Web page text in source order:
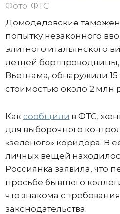
Фото: ФТС
Домодедовские
попытку незаконного
элитного итальянского
летней
Вьетнама, обнаружили
стоимостью около 2 млн
Как сообщили в ФТС,
для выборочного
«зеленого» коридора. В
личных вещей
Россиянка заявила, что
просьбе бывшего
что знакома с
законодательства.